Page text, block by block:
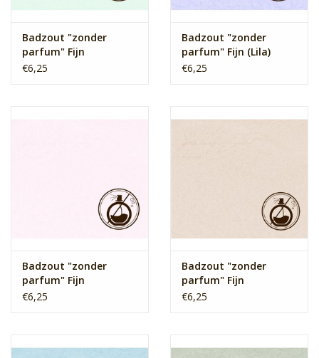
Badzout "zonder
parfum" Fijn
(Mintgroen)
€6,25
Badzout "zonder
parfum" Fijn (Lila)
€6,25
Badzout "zonder
parfum" Fijn
(Lichtroze)
€6,25
Badzout "zonder
parfum" Fijn
(Lichtbruin)
€6,25